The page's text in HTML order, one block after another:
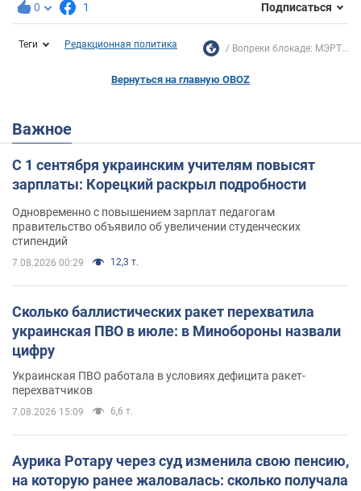
0 1 Подписаться
Теги Редакционная политика Вопреки блокаде: МЭРТ...
Вернуться на главную OBOZ
Важное
С 1 сентября украинским учителям повысят
зарплаты: Корецкий раскрыл подробности
Одновременно с повышением зарплат педагогам
правительство объявило об увеличении студенческих
стипендий
7.08.2026 00:29 12,3 т.
Сколько баллистических ракет перехватила
украинская ПВО в июле: в Минобороны назвали
цифру
Украинская ПВО работала в условиях дефицита ракет-
перехватчиков
7.08.2026 15:09 6,6 т.
Аурика Ротару через суд изменила свою пенсию,
на которую ранее жаловалась: сколько получала